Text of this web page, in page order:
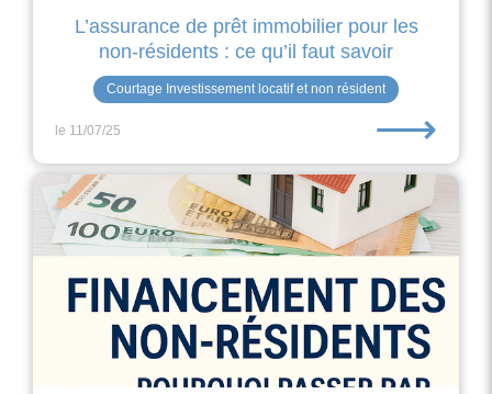
L’assurance de prêt immobilier pour les
non-résidents : ce qu’il faut savoir
Courtage Investissement locatif et non résident
le 11/07/25 ⟶